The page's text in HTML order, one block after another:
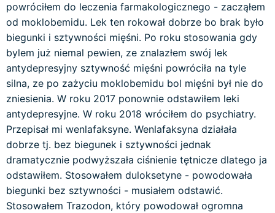
powróciłem do leczenia farmakologicznego - zacząłem
od moklobemidu. Lek ten rokował dobrze bo brak było
biegunki i sztywności mięśni. Po roku stosowania gdy
bylem już niemal pewien, ze znalazłem swój lek
antydepresyjny sztywność mięśni powróciła na tyle
silna, ze po zażyciu moklobemidu bol mięśni był nie do
zniesienia. W roku 2017 ponownie odstawiłem leki
antydepresyjne. W roku 2018 wróciłem do psychiatry.
Przepisał mi wenlafaksyne. Wenlafaksyna działała
dobrze tj. bez biegunek i sztywności jednak
dramatycznie podwyższała ciśnienie tętnicze dlatego ja
odstawiłem. Stosowałem duloksetyne - powodowała
biegunki bez sztywności - musiałem odstawić.
Stosowałem Trazodon, który powodował ogromna